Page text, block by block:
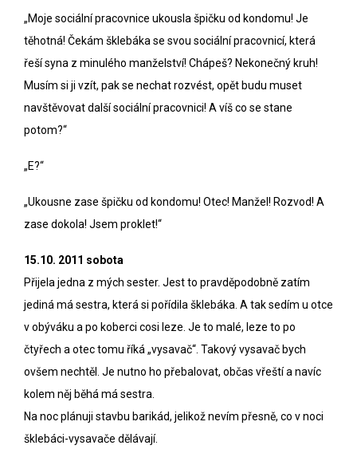
„Moje sociální pracovnice ukousla špičku od kondomu! Je
těhotná! Čekám šklebáka se svou sociální pracovnicí, která
řeší syna z minulého manželství! Chápeš? Nekonečný kruh!
Musím si ji vzít, pak se nechat rozvést, opět budu muset
navštěvovat další sociální pracovnici! A víš co se stane
potom?“
„E?“
„Ukousne zase špičku od kondomu! Otec! Manžel! Rozvod! A
zase dokola! Jsem proklet!“
15.10. 2011 sobota
Přijela jedna z mých sester. Jest to pravděpodobně zatím
jediná má sestra, která si pořídila šklebáka. A tak sedím u otce
v obýváku a po koberci cosi leze. Je to malé, leze to po
čtyřech a otec tomu říká „vysavač“. Takový vysavač bych
ovšem nechtěl. Je nutno ho přebalovat, občas vřeští a navíc
kolem něj běhá má sestra.
Na noc plánuji stavbu barikád, jelikož nevím přesně, co v noci
šklebáci-vysavače dělávají.